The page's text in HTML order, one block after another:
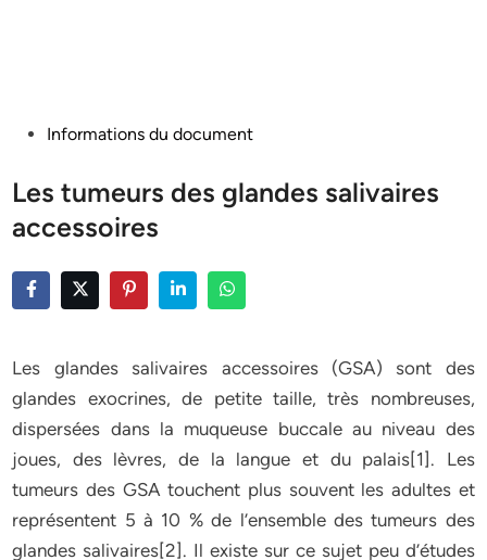
PostedInformations du document
Les tumeurs des glandes salivaires
accessoires
Les glandes salivaires accessoires (GSA) sont des
glandes exocrines, de petite taille, très nombreuses,
dispersées dans la muqueuse buccale au niveau des
joues, des lèvres, de la langue et du palais[1]. Les
tumeurs des GSA touchent plus souvent les adultes et
représentent 5 à 10 % de l’ensemble des tumeurs des
glandes salivaires[2]. Il existe sur ce sujet peu d’études